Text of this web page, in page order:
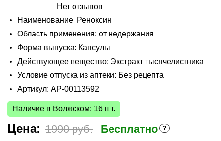
Нет отзывов
Наименование: Реноксин
Область применения: от недержания
Форма выпуска: Капсулы
Действующее вещество: Экстракт тысячелистника
Условие отпуска из аптеки: Без рецепта
Артикул: AP-00113592
Наличие в Волжском: 16 шт.
Цена: 1990 руб. Бесплатно